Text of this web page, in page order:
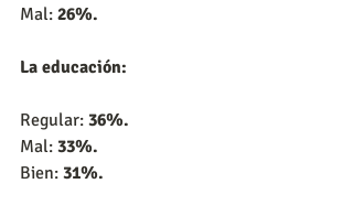
Mal: 26%.
La educación:
Regular: 36%.
Mal: 33%.
Bien: 31%.